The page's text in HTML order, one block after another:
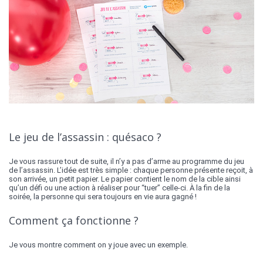
Le jeu de l’assassin : quésaco ?
Je vous rassure tout de suite, il n’y a pas d’arme au programme du jeu
de l’assassin. L’idée est très simple : chaque personne présente reçoit, à
son arrivée, un petit papier. Le papier contient le nom de la cible ainsi
qu’un défi ou une action à réaliser pour “tuer” celle-ci. À la fin de la
soirée, la personne qui sera toujours en vie aura gagné !
Comment ça fonctionne ?
Je vous montre comment on y joue avec un exemple.